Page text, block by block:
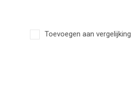
Toevoegen aan vergelijking